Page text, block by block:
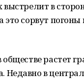
выстрелит в
это сорвут
обществе растет
Недавно в